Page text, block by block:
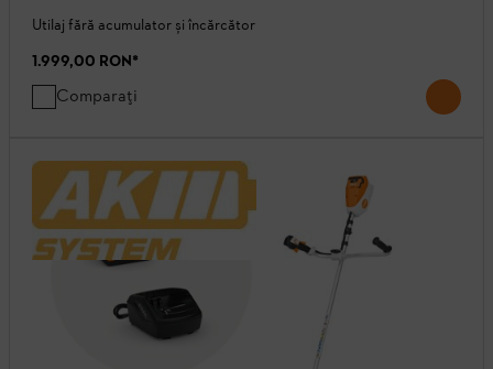
Utilaj fără acumulator și încărcător
1.999,00 RON*
Comparați